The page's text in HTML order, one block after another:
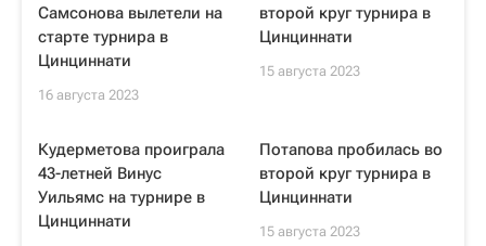
Самсонова вылетели на
старте турнира в
Цинциннати
16 августа 2023
второй круг турнира в
Цинциннати
15 августа 2023
Кудерметова проиграла
43-летней Винус
Уильямс на турнире в
Цинциннати
Потапова пробилась во
второй круг турнира в
Цинциннати
15 августа 2023